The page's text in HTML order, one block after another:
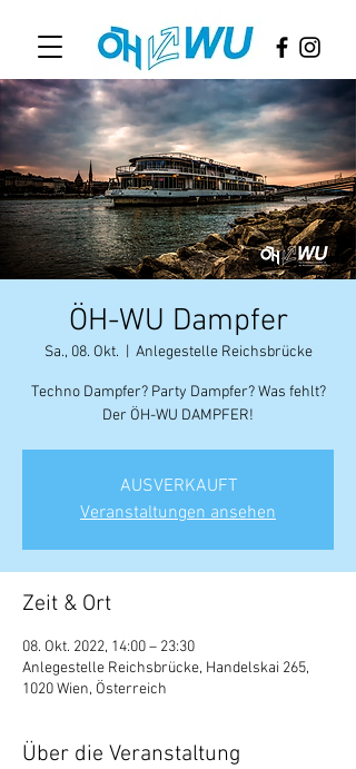
ÖH-WU Dampfer
Sa., 08. Okt. Anlegestelle Reichsbrücke
Techno Dampfer? Party Dampfer? Was fehlt?
Der ÖH-WU DAMPFER!
AUSVERKAUFT
Veranstaltungen ansehen
Zeit & Ort
08. Okt. 2022, 14:00 – 23:30
Anlegestelle Reichsbrücke, Handelskai 265,
1020 Wien, Österreich
Über die Veranstaltung